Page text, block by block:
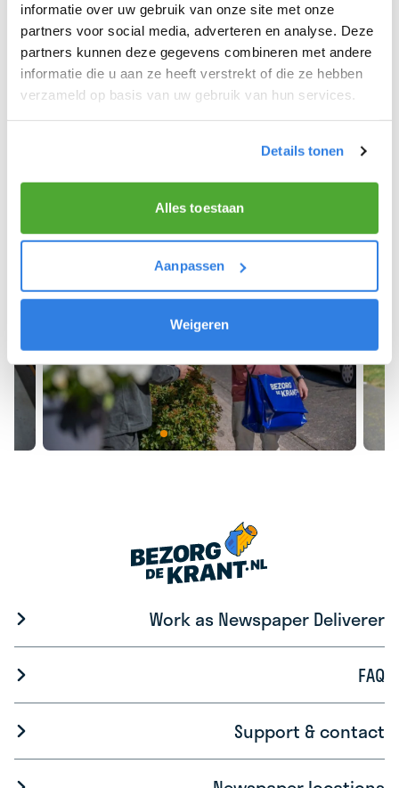
informatie over uw gebruik van onze site met onze
partners voor social media, adverteren en analyse. Deze
partners kunnen deze gegevens combineren met andere
informatie die u aan ze heeft verstrekt of die ze hebben
verzameld op basis van uw gebruik van hun services.
Details tonen
Alles toestaan
Aanpassen
Weigeren
We hope you can get started soon and wish you
the best of luck! 🚴‍♂️💨
Work as Newspaper Deliverer
FAQ
Support & contact